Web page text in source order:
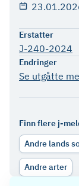
Erstatter
J-240-2024
Endringer
Se utgåtte
Finn flere j-
Andre lands
Andre arter